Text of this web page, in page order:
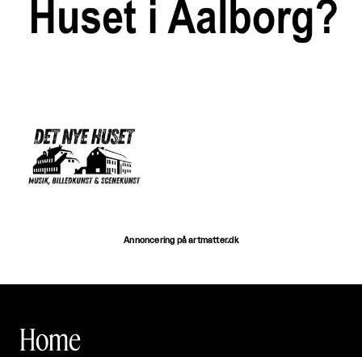
Annoncering på artmatter.dk
Home